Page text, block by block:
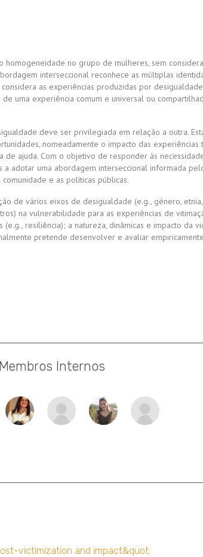
no grupo de mulheres, sem
interseccional reconhece as múltiplas
as experiências produzidas por
uma experiência comum e universal ou
deve ser privilegiada em relação a outra.
nomeadamente o impacto das experiências
ajuda. Com o objetivo de responder às
adotar uma abordagem interseccional informada
e as políticas públicas.
de vários eixos de desigualdade (e.g., género,
na vulnerabilidade para as experiências de
resiliência); a natureza, dinâmicas e impacto da
pretende desenvolver e avaliar
Membros Internos
victimization and impact&quot;